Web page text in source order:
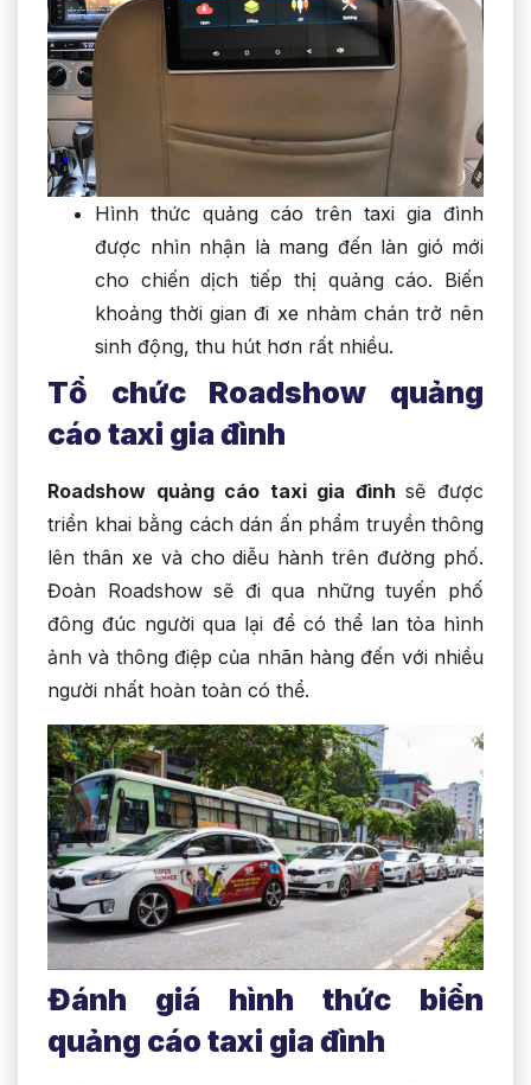
Hình thức quảng cáo trên taxi gia đình
được nhìn nhận là mang đến làn gió mới
cho chiến dịch tiếp thị quảng cáo. Biến
khoảng thời gian đi xe nhàm chán trở nên
sinh động, thu hút hơn rất nhiều.
Tổ chức Roadshow quảng
cáo taxi gia đình
Roadshow quảng cáo taxi gia đìnhsẽ được
triển khai bằng cách dán ấn phẩm truyền thông
lên thân xe và cho diễu hành trên đường phố.
Đoàn Roadshow sẽ đi qua những tuyến phố
đông đúc người qua lại để có thể lan tỏa hình
ảnh và thông điệp của nhãn hàng đến với nhiều
người nhất hoàn toàn có thể.
Đánh giá hình thức biển
quảng cáo taxi gia đình